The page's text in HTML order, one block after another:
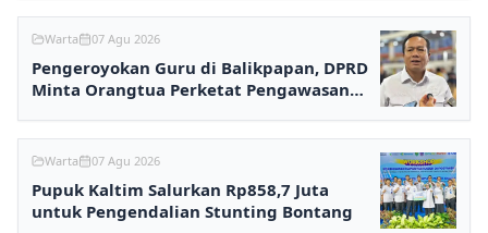
Warta 07 Agu 2026
Pengeroyokan Guru di Balikpapan, DPRD
Minta Orangtua Perketat Pengawasan
Warta 07 Agu 2026
Pupuk Kaltim Salurkan Rp858,7 Juta
untuk Pengendalian Stunting Bontang